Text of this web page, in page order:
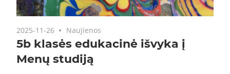
2025-11-26 Naujienos
5b klasės edukacinė išvyka į
Menų studiją